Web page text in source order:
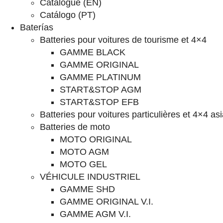
Catalogue (EN)
Catálogo (PT)
Baterías
Batteries pour voitures de tourisme et 4×4
GAMME BLACK
GAMME ORIGINAL
GAMME PLATINUM
START&STOP AGM
START&STOP EFB
Batteries pour voitures particulières et 4×4
Batteries de moto
MOTO ORIGINAL
MOTO AGM
MOTO GEL
VÉHICULE INDUSTRIEL
GAMME SHD
GAMME ORIGINAL V.I.
GAMME AGM V.I.